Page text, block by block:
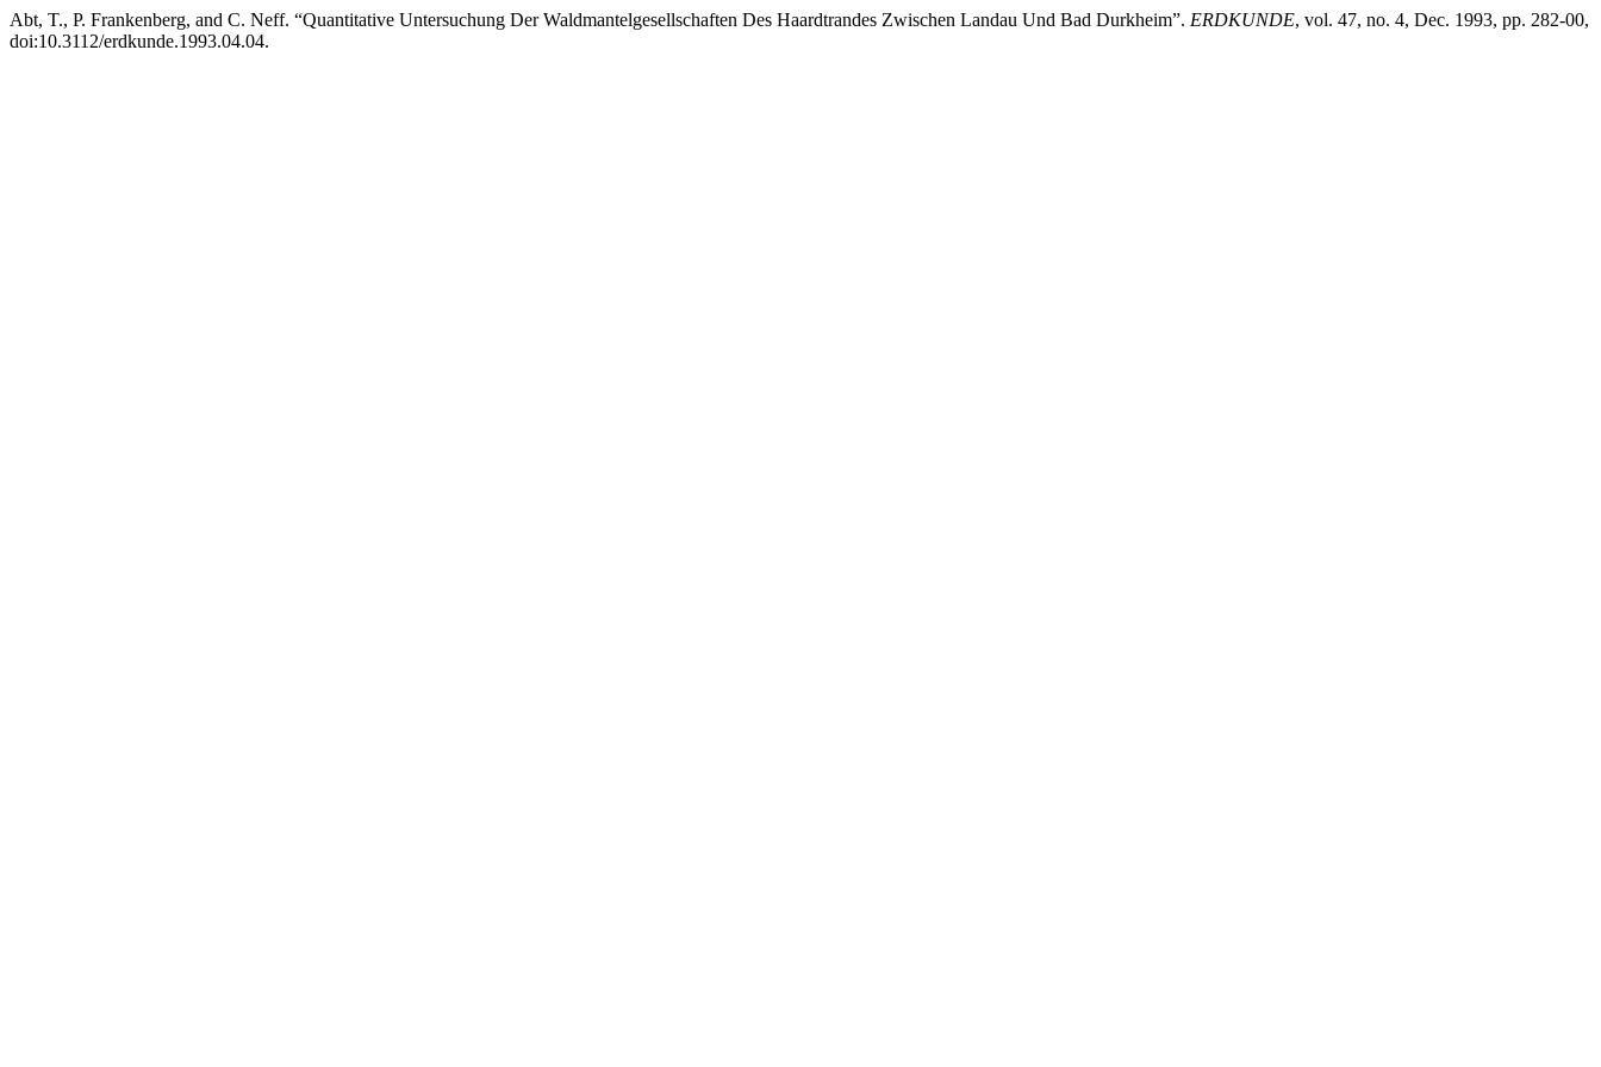
Abt, T., P. Frankenberg, and C. Neff. “Quantitative Untersuchung Der Waldmantelgesellschaften Des Haardtrandes Zwischen Landau Und Bad Durkheim”. ERDKUNDE, vol. 47, no. 4, Dec. 1993, pp. 282-00,
doi:10.3112/erdkunde.1993.04.04.